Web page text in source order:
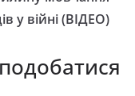
у війні (ВІДЕО)